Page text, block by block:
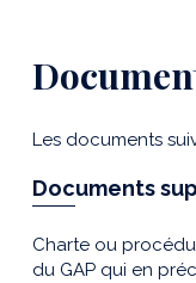
Les documents
Documents
Charte ou
du GAP qui en